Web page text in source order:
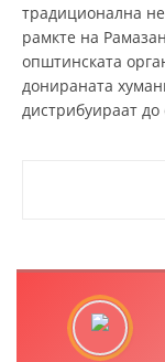
традиционална
рамкте на
општинската
донираната
дистрибуираат до